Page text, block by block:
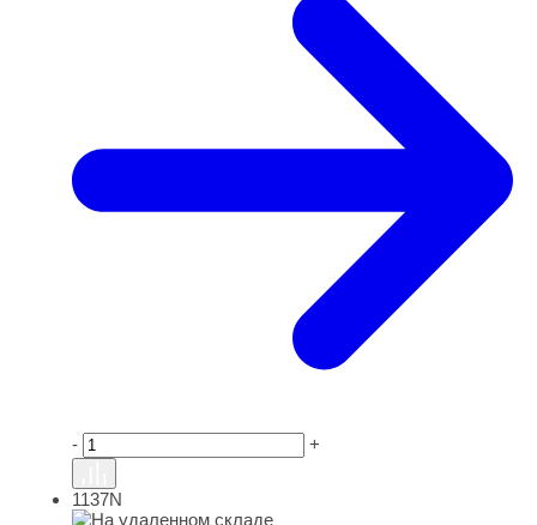
- +
Брызговик 520х330 мм Freightliner (лого)
1137N